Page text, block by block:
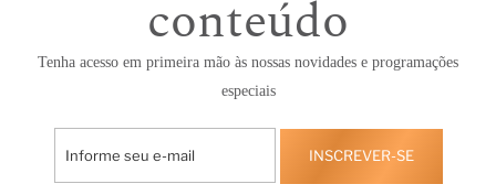
conteúdo
Tenha acesso em primeira mão às nossas novidades e programações
especiais
INSCREVER-SE